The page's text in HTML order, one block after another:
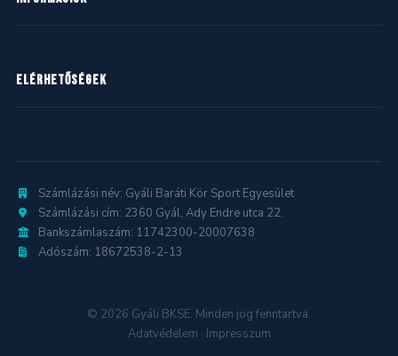
Mazsorett
Naptár
ELÉRHETŐSÉGEK
Számlázási név: Gyáli Baráti Kör Sport Egyesület
Számlázási cím: 2360 Gyál, Ady Endre utca 22.
Bankszámlaszám: 11742300-20007638
Adószám: 18672538-2-13
© 2026 Gyáli BKSE. Minden jog fenntartva.
Adatvédelem · Impresszum